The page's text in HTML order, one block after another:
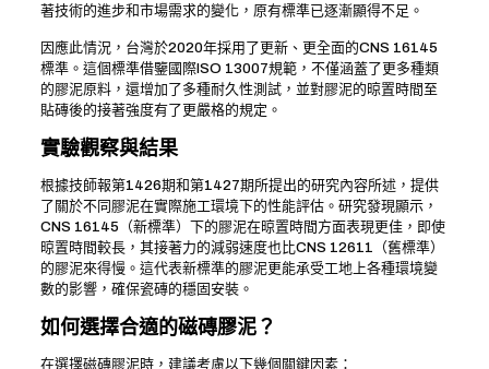
著技術的進步和市場需求的變化，原有標準已逐漸顯得不足。
因應此情況，台灣於2020年採用了更新、更全面的CNS 16145
標準。這個標準借鑒國際ISO 13007規範，不僅涵蓋了更多種類
的膠泥原料，還增加了多種耐久性測試，並對膠泥的晾置時間至
貼磚後的接著強度有了更嚴格的規定。
實驗觀察與結果
根據技師報第1426期和第1427期所提出的研究內容所述，提供
了關於不同膠泥在實際施工環境下的性能評估。研究發現顯示，
CNS 16145（新標準）下的膠泥在晾置時間方面表現更佳，即使
晾置時間較長，其接著力的減弱速度也比CNS 12611（舊標準）
的膠泥來得慢。這代表新標準的膠泥更能承受工地上各種環境變
數的影響，確保瓷磚的穩固安裝。
如何選擇合適的磁磚膠泥？
在選擇磁磚膠泥時，建議考慮以下幾個關鍵因素：